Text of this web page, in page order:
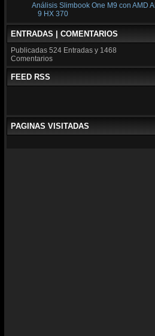
Análisis Slimbook One M9 con AMD AI
9 HX 370
ENTRADAS | COMENTARIOS
Publicadas 524 Entradas y 1468
Comentarios
FEED RSS
PAGINAS VISITADAS